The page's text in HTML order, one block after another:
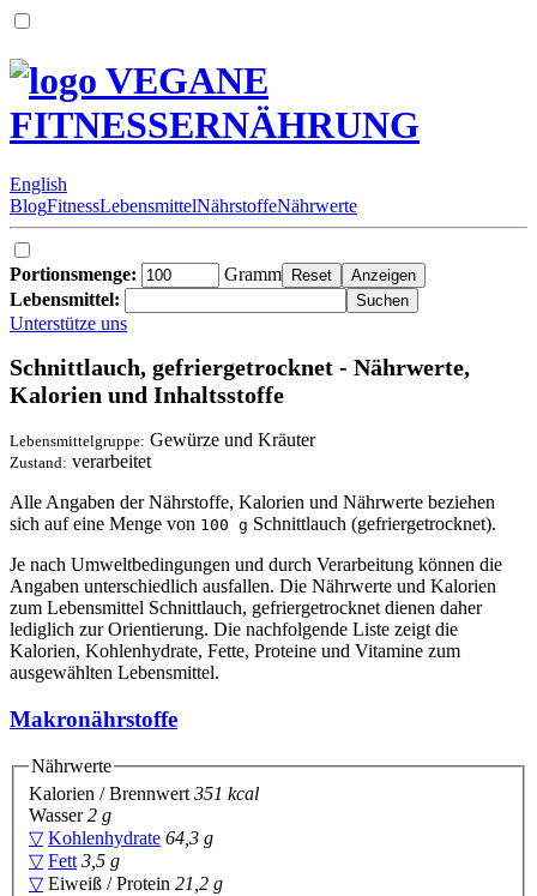
VEGANE
FITNESSERNÄHRUNG
English
BlogFitnessLebensmittelNährstoffeNährwerte
Portionsmenge:
Gramm
Lebensmittel:
Unterstütze uns
Schnittlauch, gefriergetrocknet - Nährwerte,
Kalorien und Inhaltsstoffe
Lebensmittelgruppe: Gewürze und Kräuter
Zustand: verarbeitet
Alle Angaben der Nährstoffe, Kalorien und Nährwerte beziehen
sich auf eine Menge von 100 g Schnittlauch (gefriergetrocknet).
Je nach Umweltbedingungen und durch Verarbeitung können die
Angaben unterschiedlich ausfallen. Die Nährwerte und Kalorien
zum Lebensmittel Schnittlauch, gefriergetrocknet dienen daher
lediglich zur Orientierung. Die nachfolgende Liste zeigt die
Kalorien, Kohlenhydrate, Fette, Proteine und Vitamine zum
ausgewählten Lebensmittel.
Makronährstoffe
Nährwerte
Kalorien / Brennwert 351 kcal
Wasser2 g
▽ Kohlenhydrate 64,3 g
▽ Fett 3,5 g
▽ Eiweiß / Protein 21,2 g